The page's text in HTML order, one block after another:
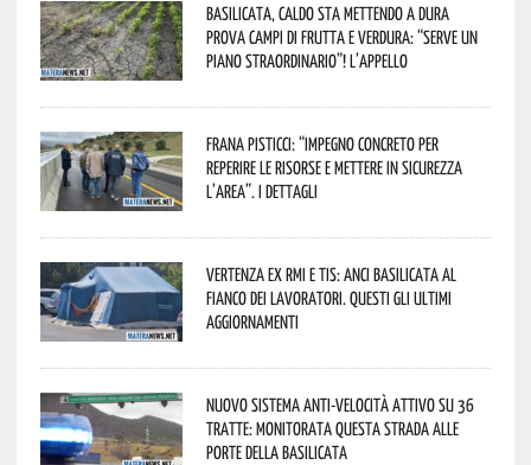
Basilicata, caldo sta mettendo a dura
prova campi di frutta e verdura: “Serve un
piano straordinario”! L’appello
Frana Pisticci: “Impegno concreto per
reperire le risorse e mettere in sicurezza
l’area”. I dettagli
Vertenza ex RMI e TIS: ANCI Basilicata al
fianco dei lavoratori. Questi gli ultimi
aggiornamenti
Nuovo sistema anti-velocità attivo su 36
tratte: monitorata questa strada alle
porte della Basilicata